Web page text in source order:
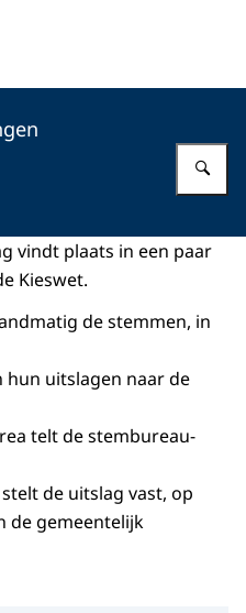
vindt plaats in een paar
Kieswet.
de stemmen, in
hun uitslagen naar de
telt de stembureau-
de uitslag vast, op
de gemeentelijk